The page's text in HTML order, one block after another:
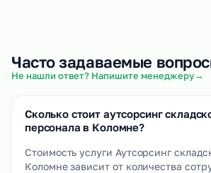
Часто задаваемые
Не нашли ответ? Напишите менеджеру→
Сколько стоит аутсорсинг
персонала в Коломне?
Стоимость услуги Аутсорсинг
Коломне зависит от количества